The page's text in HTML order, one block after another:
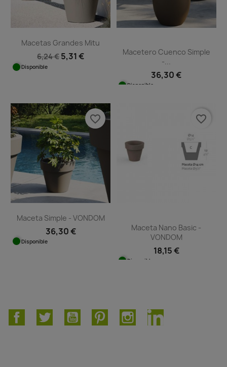
Macetas Grandes Mitu
6,24 € 5,31 €
Disponible
Macetero Cuenco Simple
-...
36,30 €
Disponible
Maceta Simple - VONDOM
36,30 €
Disponible
favorite_border
Maceta Nano Basic -
VONDOM
18,15 €
Disponible
favorite_border
FacebookTwitter YouTube PinterestInstagramLinkedIn